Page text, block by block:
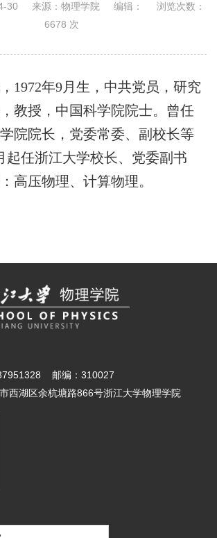
30 来源：物理学院 编辑：
浏览次数：
6678 次
1972年9月生，中共党员，研究
教授，中国科学院院士。曾任
院院长，党委常委、副校长等
起任浙江大学校长、党委副书
高压物理、计算物理。
邮编：310027
西湖区余杭塘路866号浙江大学物理学院